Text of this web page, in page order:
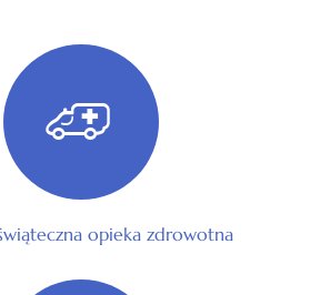
opieka zdrowotna